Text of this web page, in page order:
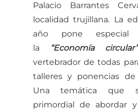
Palacio Barrantes
localidad trujillana. La
año pone especial
la
“Economía circular”
vertebrador de todas
talleres y ponencias de
Una temática que
primordial de abordar